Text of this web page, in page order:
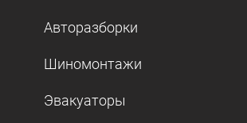
Авторазборки
Шиномонтажи
Эвакуаторы